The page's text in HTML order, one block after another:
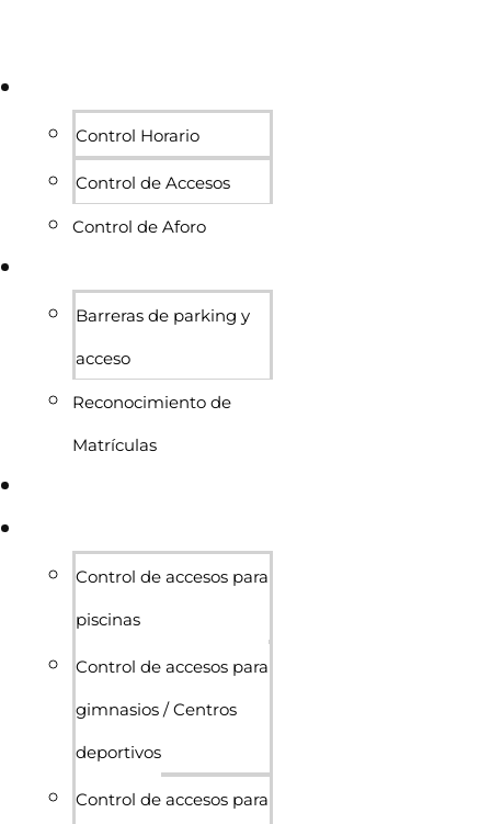
Control Horario
Control de Accesos
Control de Aforo
Barreras de parking y
acceso
Reconocimiento de
Matrículas
Control de accesos para
piscinas
Control de accesos para
gimnasios / Centros
deportivos
Control de accesos para